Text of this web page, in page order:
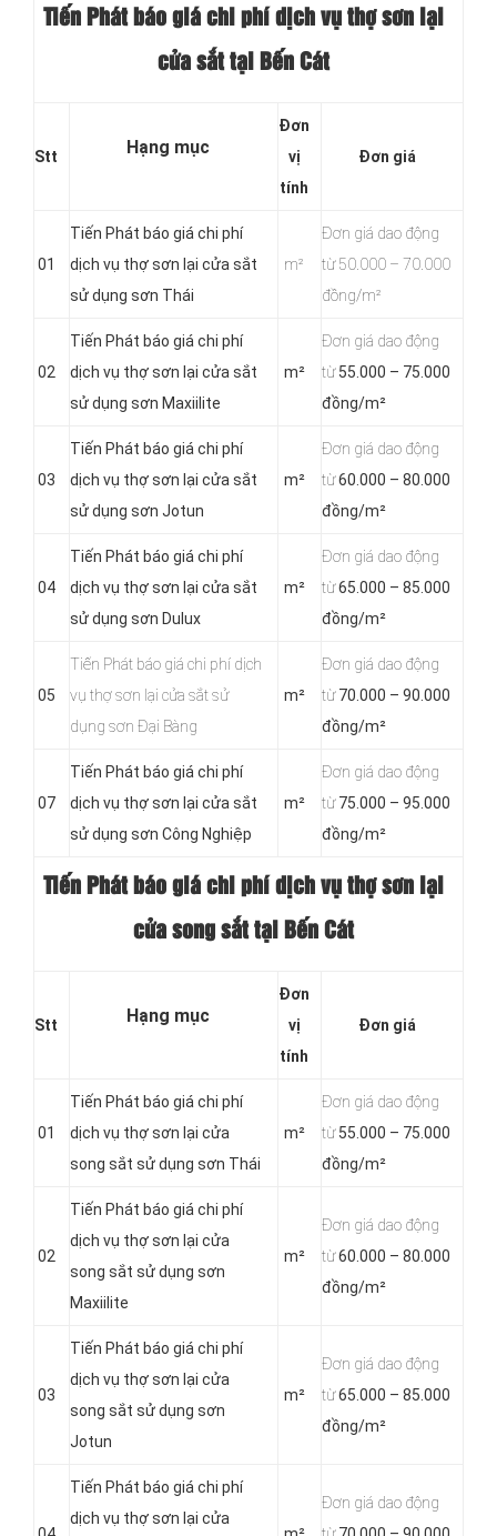
Tiến Phát báo giá chi phí dịch vụ thợ sơn lại
cửa sắt tại Bến Cát
Stt Hạng mục
Đơn
vị
tính
Đơn giá
01
Tiến Phát báo giá chi phí
dịch vụ thợ sơn lại cửa sắt
sử dụng sơn Thái
m²
Đơn giá dao động
từ 50.000 – 70.000
đồng/m²
02
Tiến Phát báo giá chi phí
dịch vụ thợ sơn lại cửa sắt
sử dụng sơn Maxiilite
m²
Đơn giá dao động
từ55.000 – 75.000
đồng/m²
03
Tiến Phát báo giá chi phí
dịch vụ thợ sơn lại cửa sắt
sử dụng sơn Jotun
m²
Đơn giá dao động
từ60.000 – 80.000
đồng/m²
04
Tiến Phát báo giá chi phí
dịch vụ thợ sơn lại cửa sắt
sử dụng sơn Dulux
m²
Đơn giá dao động
từ65.000 – 85.000
đồng/m²
05
Tiến Phát báo giá chi phí dịch
vụ thợ sơn lại cửa sắt sử
dụng sơn Đại Bàng
m²
Đơn giá dao động
từ70.000 – 90.000
đồng/m²
07
Tiến Phát báo giá chi phí
dịch vụ thợ sơn lại cửa sắt
sử dụng sơn Công Nghiệp
m²
Đơn giá dao động
từ75.000 – 95.000
đồng/m²
Tiến Phát báo giá chi phí dịch vụ thợ sơn lại
cửa song sắt tại Bến Cát
Stt Hạng mục
Đơn
vị
tính
Đơn giá
01
Tiến Phát báo giá chi phí
dịch vụ thợ sơn lại cửa
song sắt sử dụng sơn Thái
m²
Đơn giá dao động
từ55.000 – 75.000
đồng/m²
02
Tiến Phát báo giá chi phí
dịch vụ thợ sơn lại cửa
song sắt sử dụng sơn
Maxiilite
m²
Đơn giá dao động
từ60.000 – 80.000
đồng/m²
03
Tiến Phát báo giá chi phí
dịch vụ thợ sơn lại cửa
song sắt sử dụng sơn
Jotun
m²
Đơn giá dao động
từ65.000 – 85.000
đồng/m²
Tiến Phát báo giá chi phí
dịch vụ thợ sơn lại cửa
Đơn giá dao động